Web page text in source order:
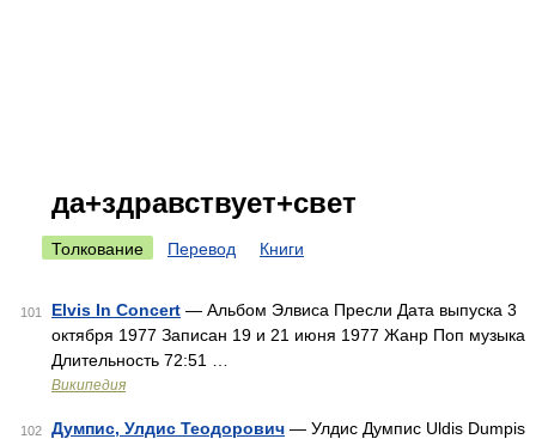
да+здравствует+свет
Толкование Перевод Книги
101 Elvis In Concert — Альбом Элвиса Пресли Дата выпуска 3
октября 1977 Записан 19 и 21 июня 1977 Жанр Поп музыка
Длительность 72:51 …
Википедия
102 Думпис, Улдис Теодорович — Улдис Думпис Uldis Dumpis